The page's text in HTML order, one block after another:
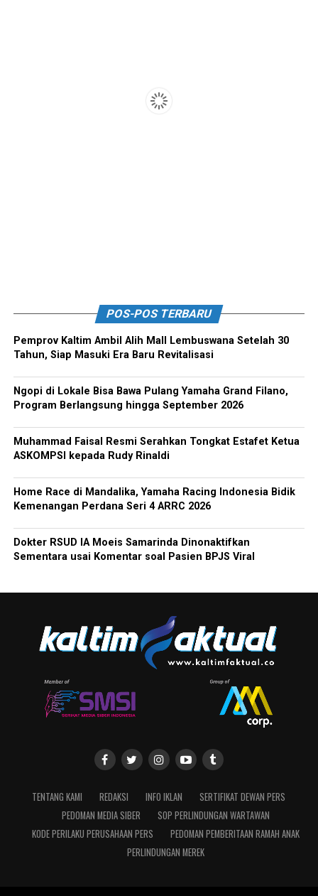
POS-POS TERBARU
Pemprov Kaltim Ambil Alih Mall Lembuswana Setelah 30
Tahun, Siap Masuki Era Baru Revitalisasi
Ngopi di Lokale Bisa Bawa Pulang Yamaha Grand Filano,
Program Berlangsung hingga September 2026
Muhammad Faisal Resmi Serahkan Tongkat Estafet Ketua
ASKOMPSI kepada Rudy Rinaldi
Home Race di Mandalika, Yamaha Racing Indonesia Bidik
Kemenangan Perdana Seri 4 ARRC 2026
Dokter RSUD IA Moeis Samarinda Dinonaktifkan
Sementara usai Komentar soal Pasien BPJS Viral
TENTANG KAMI REDAKSI INFO IKLAN
SERTIFIKAT DEWAN PERS
PEDOMAN MEDIA SIBER
SOP PERLINDUNGAN WARTAWAN
KODE PERILAKU PERUSAHAAN PERS
PEDOMAN PEMBERITAAN RAMAH ANAK
PERLINDUNGAN MEREK